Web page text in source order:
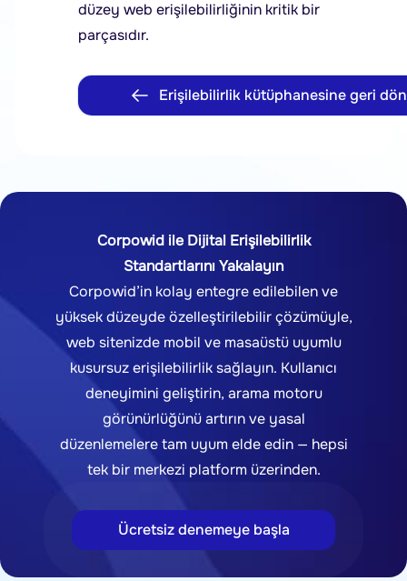
düzey web erişilebilirliğinin kritik bir
parçasıdır.
Erişilebilirlik kütüphanesine geri dön
Corpowid ile Dijital Erişilebilirlik
Standartlarını Yakalayın
Corpowid’in kolay entegre edilebilen ve
yüksek düzeyde özelleştirilebilir çözümüyle,
web sitenizde mobil ve masaüstü uyumlu
kusursuz erişilebilirlik sağlayın. Kullanıcı
deneyimini geliştirin, arama motoru
görünürlüğünü artırın ve yasal
düzenlemelere tam uyum elde edin — hepsi
tek bir merkezi platform üzerinden.
Ücretsiz denemeye başla